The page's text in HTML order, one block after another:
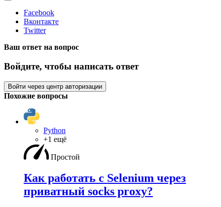
Facebook
Вконтакте
Twitter
Ваш ответ на вопрос
Войдите, чтобы написать ответ
Войти через центр авторизации
Похожие вопросы
Python
+1 ещё
Простой
Как работать с Selenium через
приватный socks proxy?